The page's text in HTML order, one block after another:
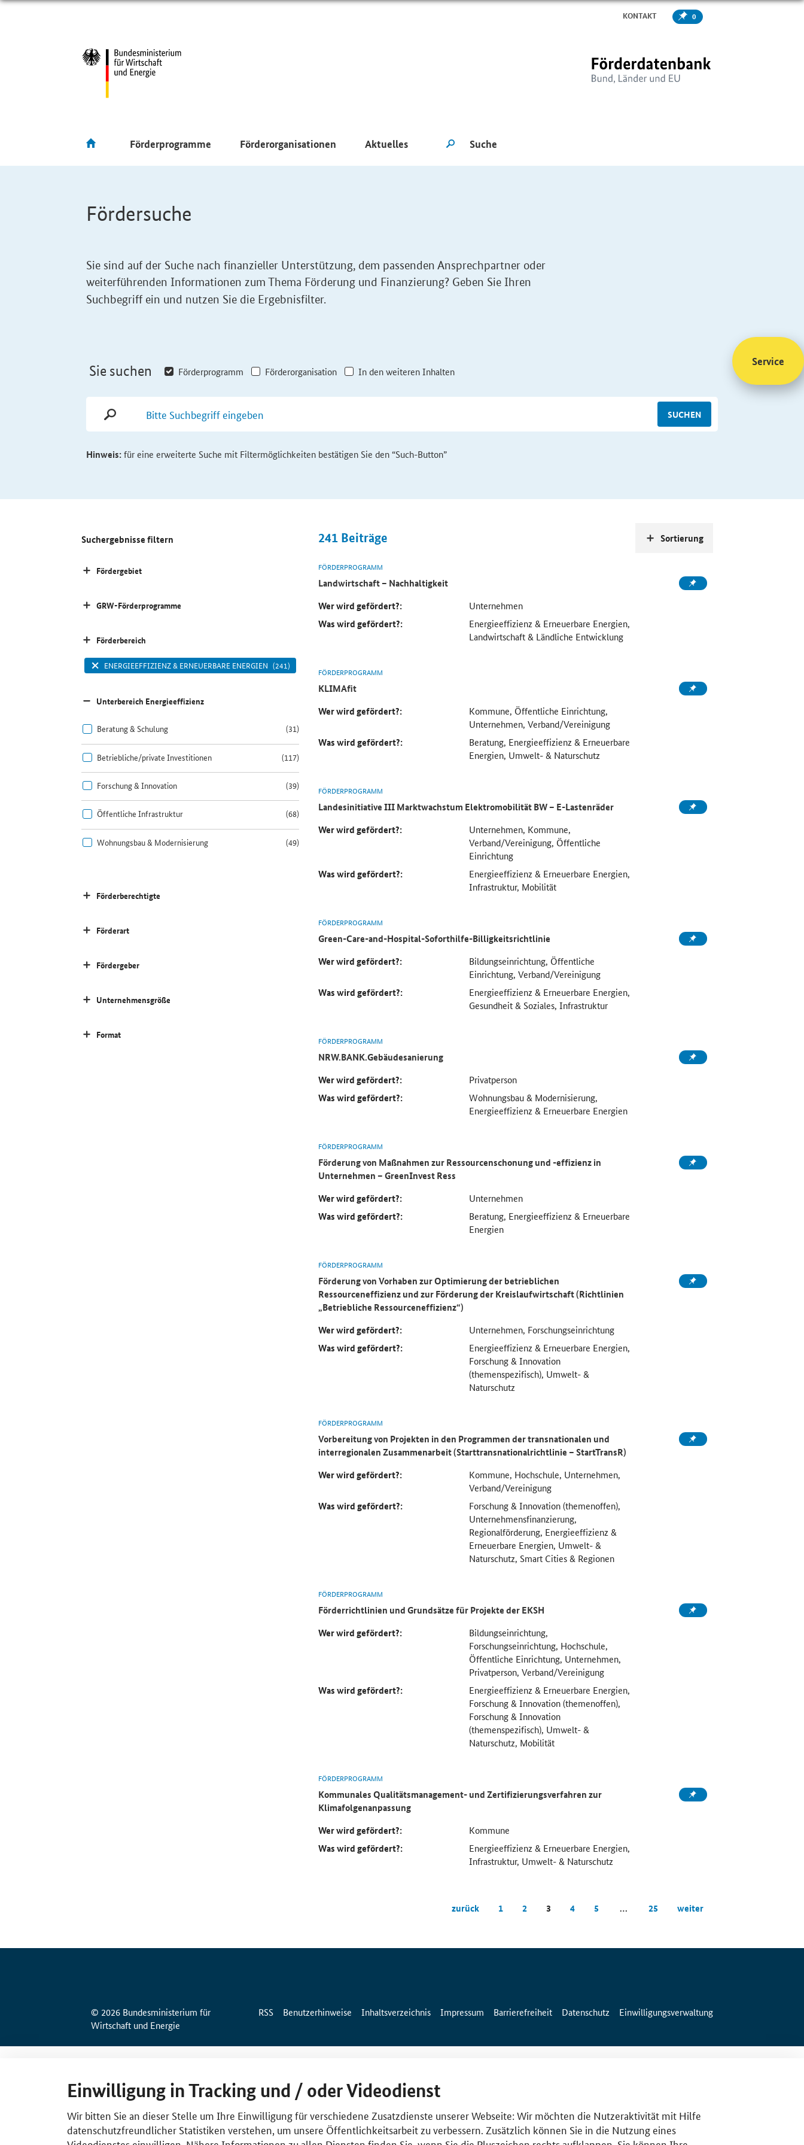
KONTAKT 0
Förderprogramme Förderorganisationen Aktuelles
Fördersuche
Sie sind auf der Suche nach finanzieller Unterstützung, dem passenden Ansprechpartner oder
weiterführenden Informationen zum Thema Förderung und Finanzierung? Geben Sie Ihren
Suchbegriff ein und nutzen Sie die Ergebnisfilter.
Sie suchen Förderprogramm Förderorganisation In den weiteren Inhalten
SUCHEN
Hinweis:für eine erweiterte Suche mit Filtermöglichkeiten bestätigen Sie den “Such-Button”
241 Beiträge
FÖRDERPROGRAMM
Landwirtschaft – Nachhaltigkeit
Wer wird gefördert?:
Unternehmen
Was wird gefördert?:
Energieeffizienz & Erneuerbare Energien,
Landwirtschaft & Ländliche Entwicklung
FÖRDERPROGRAMM
KLIMAfit
Wer wird gefördert?:
Kommune, Öffentliche Einrichtung,
Unternehmen, Verband/Vereinigung
Was wird gefördert?:
Beratung, Energieeffizienz & Erneuerbare
Energien, Umwelt- & Naturschutz
FÖRDERPROGRAMM
Landesinitiative III Marktwachstum Elektromobilität BW – E-Lastenräder
Wer wird gefördert?:
Unternehmen, Kommune,
Verband/Vereinigung, Öffentliche
Einrichtung
Was wird gefördert?:
Energieeffizienz & Erneuerbare Energien,
Infrastruktur, Mobilität
FÖRDERPROGRAMM
Green-Care-and-Hospital-Soforthilfe-Billigkeitsrichtlinie
Wer wird gefördert?:
Bildungseinrichtung, Öffentliche
Einrichtung, Verband/Vereinigung
Was wird gefördert?:
Energieeffizienz & Erneuerbare Energien,
Gesundheit & Soziales, Infrastruktur
FÖRDERPROGRAMM
NRW.BANK.Gebäudesanierung
Wer wird gefördert?:
Privatperson
Was wird gefördert?:
Wohnungsbau & Modernisierung,
Energieeffizienz & Erneuerbare Energien
FÖRDERPROGRAMM
Förderung von Maßnahmen zur Ressourcenschonung und -effizienz in
Unternehmen – GreenInvest Ress
Wer wird gefördert?:
Unternehmen
Was wird gefördert?:
Beratung, Energieeffizienz & Erneuerbare
Energien
FÖRDERPROGRAMM
Förderung von Vorhaben zur Optimierungder betrieblichen
Ressourceneffizienzund zur Förderung der Kreislaufwirtschaft(Richtlinien
„Betriebliche Ressourceneffizienz“)
Wer wird gefördert?:
Unternehmen, Forschungseinrichtung
Was wird gefördert?:
Energieeffizienz & Erneuerbare Energien,
Forschung & Innovation
(themenspezifisch), Umwelt- &
Naturschutz
FÖRDERPROGRAMM
Vorbereitung von Projekten in den Programmen der transnationalen und
interregionalen Zusammenarbeit (Starttransnationalrichtlinie – StartTransR)
Wer wird gefördert?:
Kommune, Hochschule, Unternehmen,
Verband/Vereinigung
Was wird gefördert?:
Forschung & Innovation (themenoffen),
Unternehmensfinanzierung,
Regionalförderung, Energieeffizienz &
Erneuerbare Energien, Umwelt- &
Naturschutz, Smart Cities & Regionen
FÖRDERPROGRAMM
Förderrichtlinien und Grundsätze für Projekte der EKSH
Wer wird gefördert?:
Bildungseinrichtung,
Forschungseinrichtung, Hochschule,
Öffentliche Einrichtung, Unternehmen,
Privatperson, Verband/Vereinigung
Was wird gefördert?:
Energieeffizienz & Erneuerbare Energien,
Forschung & Innovation (themenoffen),
Forschung & Innovation
(themenspezifisch), Umwelt- &
Naturschutz, Mobilität
FÖRDERPROGRAMM
Kommunales Qualitätsmanagement- und Zertifizierungsverfahren zur
Klimafolgenanpassung
Wer wird gefördert?:
Kommune
Was wird gefördert?:
Energieeffizienz & Erneuerbare Energien,
Infrastruktur, Umwelt- & Naturschutz
zurück 1 2 3 4 5 … 25 weiter
Sortierung
Suchergebnisse filtern
Fördergebiet
GRW-Förderprogramme
Förderbereich
ENERGIEEFFIZIENZ & ERNEUERBARE ENERGIEN (241)
Unterbereich Energieeffizienz
Beratung & Schulung (31)
Betriebliche/private Investitionen (117)
Forschung & Innovation (39)
Öffentliche Infrastruktur (68)
Wohnungsbau & Modernisierung (49)
Förderberechtigte
Förderart
Fördergeber
Unternehmensgröße
Format
Service
© 2026 Bundesministerium für
Wirtschaft und Energie
RSS Benutzerhinweise Inhaltsverzeichnis Impressum Barrierefreiheit Datenschutz Einwilligungsverwaltung
Einwilligung in Tracking und / oder Videodienst
Wir bitten Sie an dieser Stelle um Ihre Einwilligung für verschiedene Zusatzdienste unserer Webseite: Wir möchten die Nutzeraktivität mit Hilfe
datenschutzfreundlicher Statistiken verstehen, um unsere Öffentlichkeitsarbeit zu verbessern. Zusätzlich können Sie in die Nutzung eines